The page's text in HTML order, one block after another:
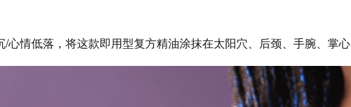
/心情低落，将这款即用型复方精油涂抹在太阳穴、后颈、手腕、掌心